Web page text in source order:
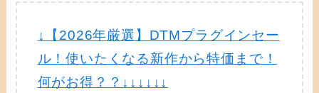
↓【2026年厳選】DTMプラグインセー
ル！使いたくなる新作から特価まで！
何がお得？？↓↓↓↓↓↓